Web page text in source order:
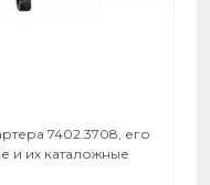
7402.3708, его
и их каталожные